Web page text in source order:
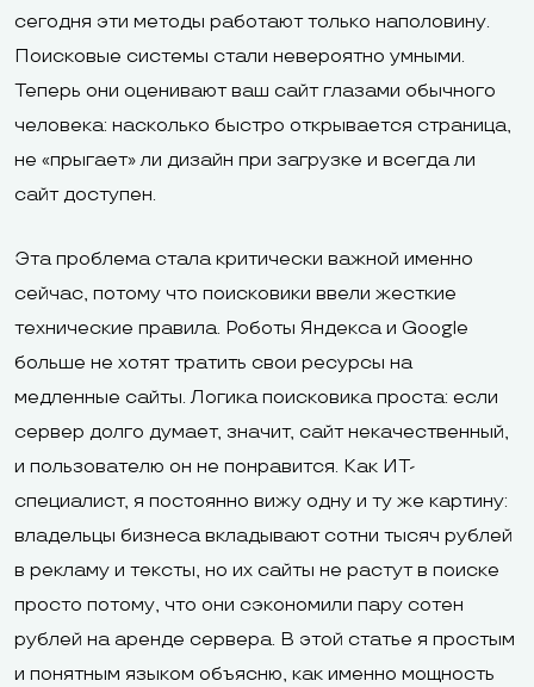
сегодня эти методы работают только наполовину.
Поисковые системы стали невероятно умными.
Теперь они оценивают ваш сайт глазами обычного
человека: насколько быстро открывается страница,
не «прыгает» ли дизайн при загрузке и всегда ли
сайт доступен.
Эта проблема стала критически важной именно
сейчас, потому что поисковики ввели жесткие
технические правила. Роботы Яндекса и Google
больше не хотят тратить свои ресурсы на
медленные сайты. Логика поисковика проста: если
сервер долго думает, значит, сайт некачественный,
и пользователю он не понравится. Как ИТ-
специалист, я постоянно вижу одну и ту же картину:
владельцы бизнеса вкладывают сотни тысяч рублей
в рекламу и тексты, но их сайты не растут в поиске
просто потому, что они сэкономили пару сотен
рублей на аренде сервера. В этой статье я простым
и понятным языком объясню, как именно мощность